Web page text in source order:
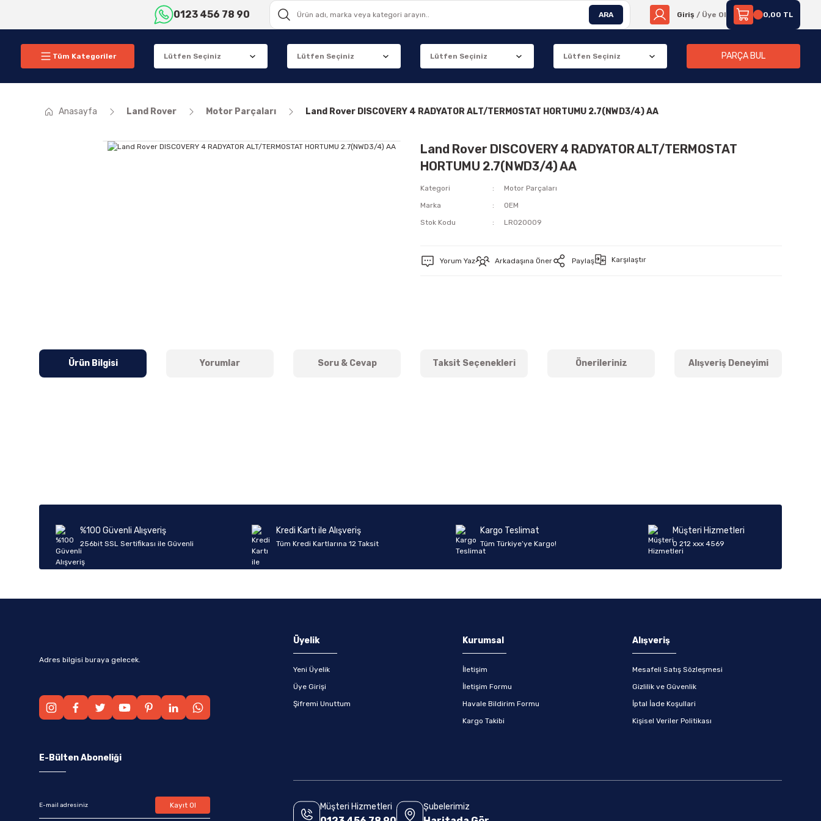
0123 456 78 90 ARA Giriş / Üye Ol 0,00 TL
Tüm Kategoriler PARÇA BUL
Anasayfa Land Rover Motor Parçaları Land Rover DISCOVERY 4 RADYATOR ALT/TERMOSTAT HORTUMU 2.7(NWD3/4) AA
Land Rover DISCOVERY 4 RADYATOR ALT/TERMOSTAT
HORTUMU 2.7(NWD3/4) AA
Kategori
Motor Parçaları
Marka
OEM
Stok Kodu
LR020009
Yorum Yaz Arkadaşına Öner Paylaş Karşılaştır
Ürün Bilgisi Yorumlar Soru & Cevap Taksit Seçenekleri Önerileriniz Alışveriş Deneyimi
Ürün fiyatı diğer sitelerden daha pahalı.
Bu ürüne benzer farklı alternatifler olmalı.
%100 Güvenli Alışveriş
256bit SSL Sertifikası ile Güvenli
Kredi Kartı ile Alışveriş
Tüm Kredi Kartlarına 12 Taksit
Kargo Teslimat
Tüm Türkiye’ye Kargo!
Müşteri Hizmetleri
0 212 xxx 4569
Adres bilgisi buraya gelecek.
Üyelik
Yeni Üyelik
Üye Girişi
Şifremi Unuttum
Kurumsal
İletişim
İletişim Formu
Havale Bildirim Formu
Kargo Takibi
Alışveriş
Mesafeli Satış Sözleşmesi
Gizlilik ve Güvenlik
İptal İade Koşullari
Kişisel Veriler Politikası
E-Bülten Aboneliği
Kayıt Ol Müşteri Hizmetleri Şubelerimiz